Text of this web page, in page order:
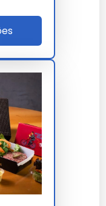
t/mês, estoque
redução
31% custo
liner 350 g/m²
onda C
ASTM D642